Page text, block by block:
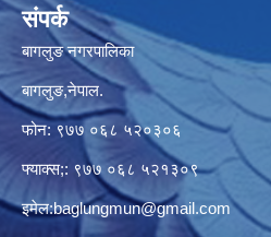
संपर्क
बागलुङ नगरपालिका
बागलुङ,नेपाल.
फोन: ९७७ ०६८ ५२०३०६
फ्याक्स;: ९७७ ०६८ ५२१३०९
इमेल:baglungmun@gmail.com